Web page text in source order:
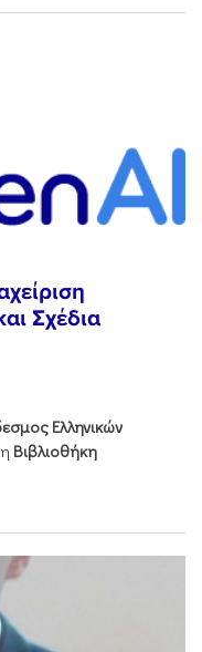
Σχέδια
Ελληνικών
Βιβλιοθήκη